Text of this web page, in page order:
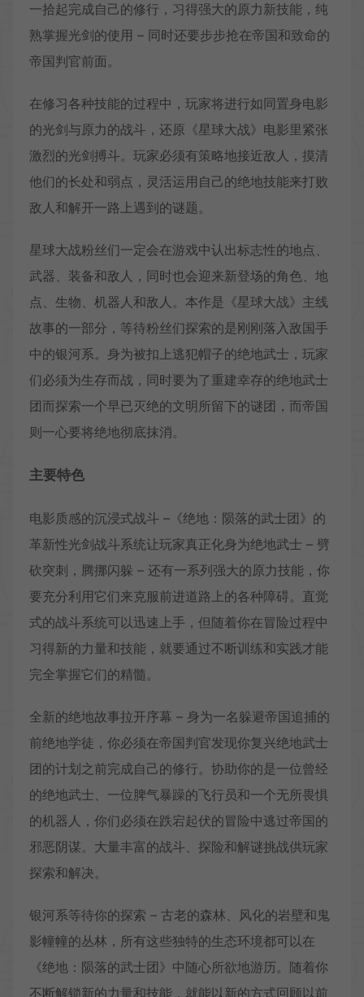
一拾起完成自己的修行，习得强大的原力新技能，纯
熟掌握光剑的使用 – 同时还要步步抢在帝国和致命的
帝国判官前面。
在修习各种技能的过程中，玩家将进行如同置身电影
的光剑与原力的战斗，还原《星球大战》电影里紧张
激烈的光剑搏斗。玩家必须有策略地接近敌人，摸清
他们的长处和弱点，灵活运用自己的绝地技能来打败
敌人和解开一路上遇到的谜题。
星球大战粉丝们一定会在游戏中认出标志性的地点、
武器、装备和敌人，同时也会迎来新登场的角色、地
点、生物、机器人和敌人。本作是《星球大战》主线
故事的一部分，等待粉丝们探索的是刚刚落入敌国手
中的银河系。身为被扣上逃犯帽子的绝地武士，玩家
们必须为生存而战，同时要为了重建幸存的绝地武士
团而探索一个早已灭绝的文明所留下的谜团，而帝国
则一心要将绝地彻底抹消。
主要特色
电影质感的沉浸式战斗 –《绝地：陨落的武士团》的
革新性光剑战斗系统让玩家真正化身为绝地武士 – 劈
砍突刺，腾挪闪躲 – 还有一系列强大的原力技能，你
要充分利用它们来克服前进道路上的各种障碍。直觉
式的战斗系统可以迅速上手，但随着你在冒险过程中
习得新的力量和技能，就要通过不断训练和实践才能
完全掌握它们的精髓。
全新的绝地故事拉开序幕 – 身为一名躲避帝国追捕的
前绝地学徒，你必须在帝国判官发现你复兴绝地武士
团的计划之前完成自己的修行。协助你的是一位曾经
的绝地武士、一位脾气暴躁的飞行员和一个无所畏惧
的机器人，你们必须在跌宕起伏的冒险中逃过帝国的
邪恶阴谋。大量丰富的战斗、探险和解谜挑战供玩家
探索和解决。
银河系等待你的探索 – 古老的森林、风化的岩壁和鬼
影幢幢的丛林，所有这些独特的生态环境都可以在
《绝地：陨落的武士团》中随心所欲地游历。随着你
不断解锁新的力量和技能，就能以新的方式回顾以前